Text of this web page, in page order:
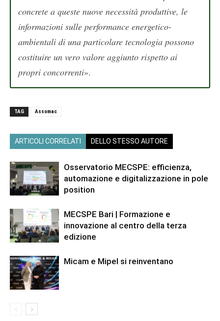
concrete a queste nuove necessità produttive, le
informazioni sulle performance energetico-
ambientali di una particolare tecnologia possono
costituire un vero valore aggiunto rispetto ai
propri concorrenti».
TAG Assomac
ARTICOLI CORRELATI DELLO STESSO AUTORE
Osservatorio MECSPE: efficienza,
automazione e digitalizzazione in pole
position
MECSPE Bari | Formazione e
innovazione al centro della terza
edizione
Micam e Mipel si reinventano